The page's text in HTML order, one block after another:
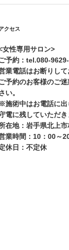
クセス
女性専用サロン>
予約：tel.080-
業電話はお断りして
予約のお客様のご
い。
※施術中はお電話に出
電に残していただき
在地：岩手県北上
業時間：10：00～
休日：不定休